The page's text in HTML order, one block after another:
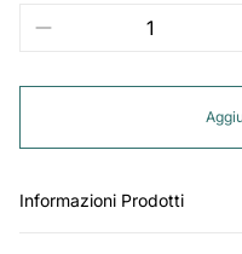
Informazioni Prodotti